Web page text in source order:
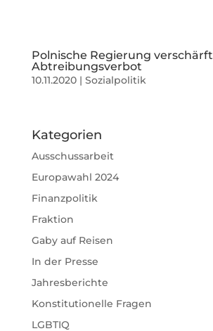
Polnische Regierung verschärft
Abtreibungsverbot
10.11.2020| Sozialpolitik
Kategorien
Ausschussarbeit
Europawahl 2024
Finanzpolitik
Fraktion
Gaby auf Reisen
In der Presse
Jahresberichte
Konstitutionelle Fragen
LGBTIQ